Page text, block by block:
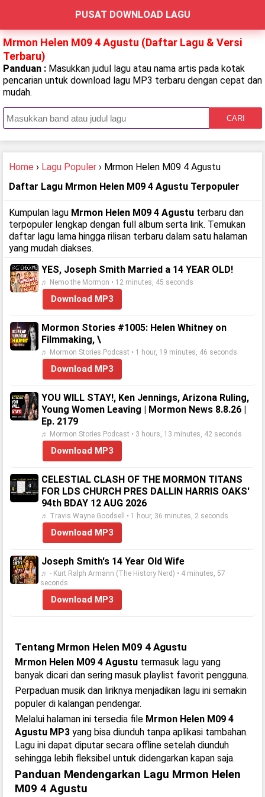
PUSAT DOWNLOAD LAGU
Mrmon Helen M09 4 Agustu (Daftar Lagu & Versi
Terbaru)
Panduan : Masukkan judul lagu atau nama artis pada kotak
pencarian untuk download lagu MP3 terbaru dengan cepat dan
mudah.
CARI
Home › Lagu Populer › Mrmon Helen M09 4 Agustu
Daftar Lagu Mrmon Helen M09 4 Agustu Terpopuler
Kumpulan lagu Mrmon Helen M09 4 Agustu terbaru dan
terpopuler lengkap dengan full album serta lirik. Temukan
daftar lagu lama hingga rilisan terbaru dalam satu halaman
yang mudah diakses.
YES, Joseph Smith Married a 14 YEAR OLD!
♬ Nemo the Mormon • 12 minutes, 45 seconds
Download MP3
Mormon Stories #1005: Helen Whitney on
Filmmaking, \
♬ Mormon Stories Podcast • 1 hour, 19 minutes, 46 seconds
Download MP3
YOU WILL STAY!, Ken Jennings, Arizona Ruling,
Young Women Leaving | Mormon News 8.8.26 |
Ep. 2179
♬ Mormon Stories Podcast • 3 hours, 13 minutes, 42 seconds
Download MP3
CELESTIAL CLASH OF THE MORMON TITANS
FOR LDS CHURCH PRES DALLIN HARRIS OAKS'
94th BDAY 12 AUG 2026
♬ Travis Wayne Goodsell • 1 hour, 36 minutes, 2 seconds
Download MP3
Joseph Smith's 14 Year Old Wife
♬ - Kurt Ralph Armann (The History Nerd) • 4 minutes, 57
seconds
Download MP3
Tentang Mrmon Helen M09 4 Agustu
Mrmon Helen M09 4 Agustu termasuk lagu yang
banyak dicari dan sering masuk playlist favorit pengguna.
Perpaduan musik dan liriknya menjadikan lagu ini semakin
populer di kalangan pendengar.
Melalui halaman ini tersedia file Mrmon Helen M09 4
Agustu MP3 yang bisa diunduh tanpa aplikasi tambahan.
Lagu ini dapat diputar secara offline setelah diunduh
sehingga lebih fleksibel untuk didengarkan kapan saja.
Panduan Mendengarkan Lagu Mrmon Helen
M09 4 Agustu